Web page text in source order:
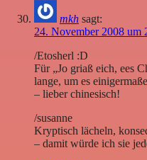
mkh sagt:
24. November 2008 um
/Etosherl :D
Für „Jo griaß eich, ees
lange, um es
– lieber chinesisch!
/susanne
Kryptisch lächeln,
– damit würde ich sie